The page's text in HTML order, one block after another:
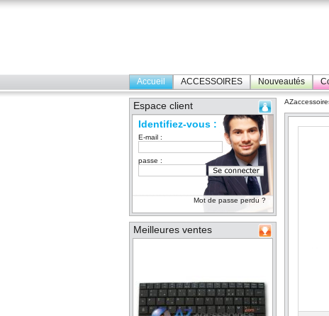
Accueil ACCESSOIRES Nouveautés
Espace client
Identifiez-vous :
E-mail :
passe :
Mot de passe perdu ?
Meilleures ventes